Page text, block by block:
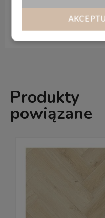
Produkty
powiązane